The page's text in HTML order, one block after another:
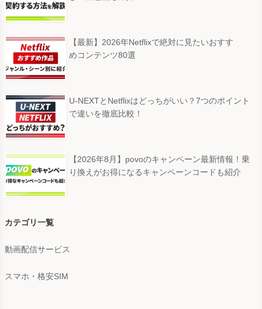
【最新】2026年Netflixで絶対に見たいおすす
めコンテンツ80選
U-NEXTとNetflixはどっちがいい？7つのポイント
で違いを徹底比較！
【2026年8月】povoのキャンペーン最新情報！乗
り換えがお得になるキャンペーンコードも紹介
カテゴリ一覧
動画配信サービス
スマホ・格安SIM